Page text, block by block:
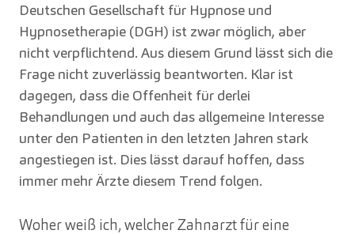
Deutschen Gesellschaft für Hypnose und
Hypnosetherapie (DGH) ist zwar möglich, aber
nicht verpflichtend. Aus diesem Grund lässt sich die
Frage nicht zuverlässig beantworten. Klar ist
dagegen, dass die Offenheit für derlei
Behandlungen und auch das allgemeine Interesse
unter den Patienten in den letzten Jahren stark
angestiegen ist. Dies lässt darauf hoffen, dass
immer mehr Ärzte diesem Trend folgen.
Woher weiß ich, welcher Zahnarzt für eine